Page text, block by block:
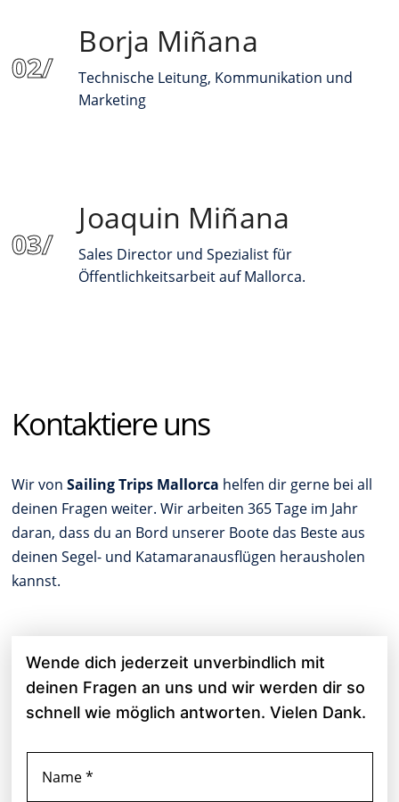
Borja Miñana
Technische Leitung, Kommunikation und
Marketing
Joaquin Miñana
Sales Director und Spezialist für
Öffentlichkeitsarbeit auf Mallorca.
Kontaktiere uns
Wir vonSailing Trips Mallorca helfen dir gerne bei all
deinen Fragen weiter. Wir arbeiten 365 Tage im Jahr
daran, dass du an Bord unserer Boote das Beste aus
deinen Segel- und Katamaranausflügen herausholen
kannst.
Wende dich jederzeit unverbindlich mit
deinen Fragen an uns und wir werden dir so
schnell wie möglich antworten. Vielen Dank.